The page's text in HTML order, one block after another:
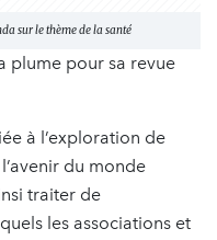
sur le thème de la santé
plume pour sa revue
à l’exploration de
du monde
traiter de
les associations et